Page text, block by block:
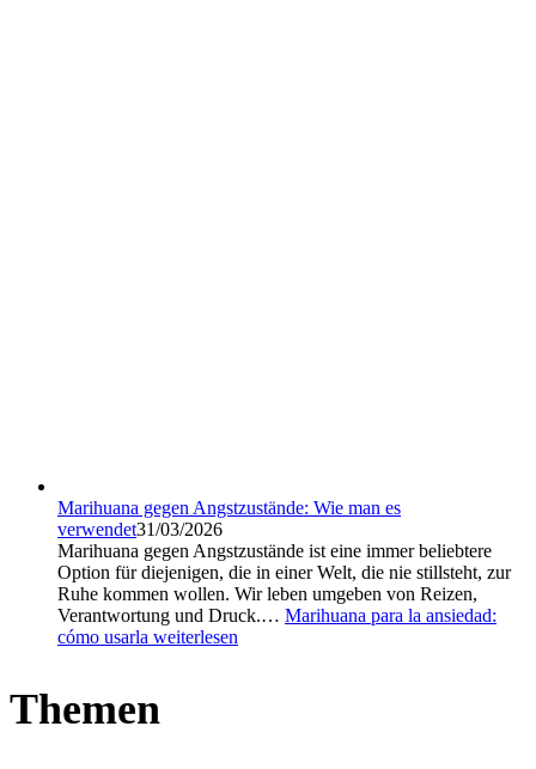
Marihuana gegen Angstzustände: Wie man es
verwendet31/03/2026
Marihuana gegen Angstzustände ist eine immer beliebtere
Option für diejenigen, die in einer Welt, die nie stillsteht, zur
Ruhe kommen wollen. Wir leben umgeben von Reizen,
Verantwortung und Druck.… Marihuana para la ansiedad:
cómo usarla weiterlesen
Themen